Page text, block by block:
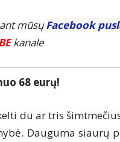
mūsųFacebook
kanale
68 eurų!
du ar tris
Dauguma siaurų